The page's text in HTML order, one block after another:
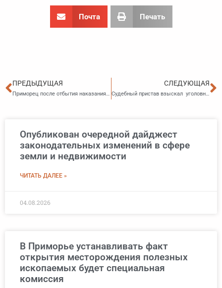
Почта Печать
Пред
ПРЕДЫДУЩАЯ
Приморец после отбытия наказания остался трудиться в организации и начал выплачивать задолженность по алиментам
СЛЕДУЮЩАЯ
Судебный пристав взыскал уголовный штраф за незаконное предпринимательство
Опубликован очередной дайджест
законодательных изменений в сфере
земли и недвижимости
ЧИТАТЬ ДАЛЕЕ »
04.08.2026
В Приморье устанавливать факт
открытия месторождения полезных
ископаемых будет специальная
комиссия